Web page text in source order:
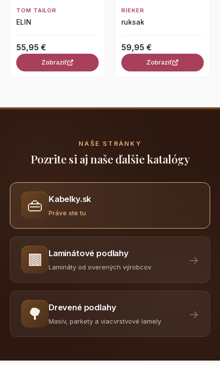
TOM TAILOR
ELIN
55,95 €
Zobraziť
RIEKER
ruksak
59,95 €
Zobraziť
NAŠE STRÁNKY
Pozrite si aj naše ďalšie katalógy
👜 Kabelky.sk
Práve ste tu
🟫 Laminátové podlahy
Lamináty od overených výrobcov
→
🌳 Drevené podlahy
Masív, parkety a viacvrstvové lamely
→